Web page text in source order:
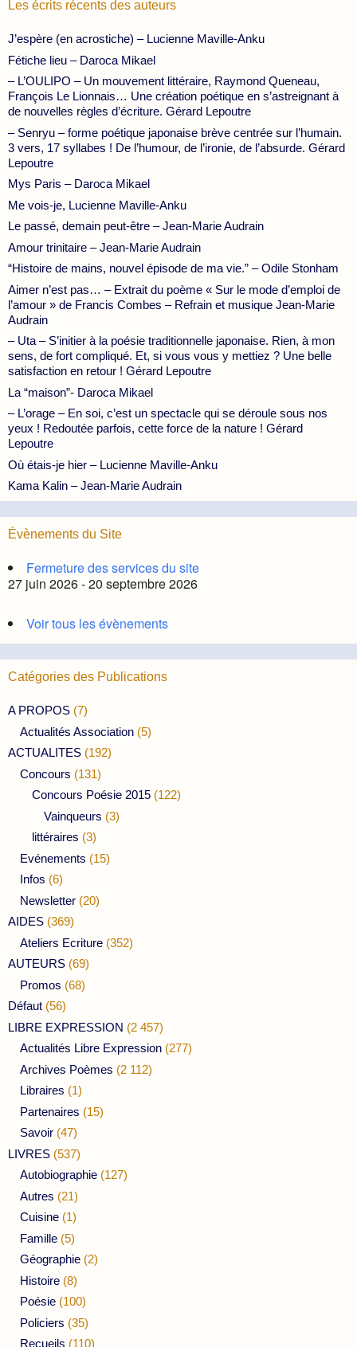
Les écrits récents des auteurs
J’espère (en acrostiche) – Lucienne Maville-Anku
Fétiche lieu – Daroca Mikael
– L’OULIPO – Un mouvement littéraire, Raymond Queneau,
François Le Lionnais… Une création poétique en s’astreignant à
de nouvelles règles d’écriture. Gérard Lepoutre
– Senryu – forme poétique japonaise brève centrée sur l’humain.
3 vers, 17 syllabes ! De l’humour, de l’ironie, de l’absurde. Gérard
Lepoutre
Mys Paris – Daroca Mikael
Me vois-je, Lucienne Maville-Anku
Le passé, demain peut-être – Jean-Marie Audrain
Amour trinitaire – Jean-Marie Audrain
“Histoire de mains, nouvel épisode de ma vie.” – Odile Stonham
Aimer n’est pas… – Extrait du poème « Sur le mode d’emploi de
l’amour » de Francis Combes – Refrain et musique Jean-Marie
Audrain
– Uta – S’initier à la poésie traditionnelle japonaise. Rien, à mon
sens, de fort compliqué. Et, si vous vous y mettiez ? Une belle
satisfaction en retour ! Gérard Lepoutre
La “maison”- Daroca Mikael
– L’orage – En soi, c’est un spectacle qui se déroule sous nos
yeux ! Redoutée parfois, cette force de la nature ! Gérard
Lepoutre
Où étais-je hier – Lucienne Maville-Anku
Kama Kalin – Jean-Marie Audrain
Évènements du Site
Fermeture des services du site
27 juin 2026 - 20 septembre 2026
Voir tous les évènements
Catégories des Publications
A PROPOS (7)
Actualités Association (5)
ACTUALITES (192)
Concours (131)
Concours Poésie 2015 (122)
Vainqueurs (3)
littéraires (3)
Evénements (15)
Infos (6)
Newsletter (20)
AIDES (369)
Ateliers Ecriture (352)
AUTEURS (69)
Promos (68)
Défaut (56)
LIBRE EXPRESSION (2 457)
Actualités Libre Expression (277)
Archives Poèmes (2 112)
Libraires (1)
Partenaires (15)
Savoir (47)
LIVRES (537)
Autobiographie (127)
Autres (21)
Cuisine (1)
Famille (5)
Géographie (2)
Histoire (8)
Poésie (100)
Policiers (35)
Recueils (110)